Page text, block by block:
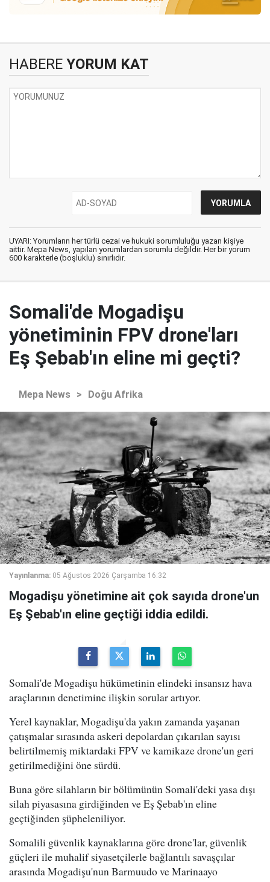
HABERE YORUM KAT
UYARI: Yorumların her türlü cezai ve hukuki sorumluluğu yazan kişiye
aittir. Mepa News, yapılan yorumlardan sorumlu değildir. Her bir yorum
600 karakterle (boşluklu) sınırlıdır.
Somali'de Mogadişu
yönetiminin FPV drone'ları
Eş Şebab'ın eline mi geçti?
Mepa News > Doğu Afrika
Yayınlanma: 05 Ağustos 2026 Çarşamba 16:32
Mogadişu yönetimine ait çok sayıda drone'un
Eş Şebab'ın eline geçtiği iddia edildi.
Somali'de Mogadişu hükümetinin elindeki insansız hava
araçlarının denetimine ilişkin sorular artıyor.
Yerel kaynaklar, Mogadişu'da yakın zamanda yaşanan
çatışmalar sırasında askeri depolardan çıkarılan sayısı
belirtilmemiş miktardaki FPV ve kamikaze drone'un geri
getirilmediğini öne sürdü.
Buna göre silahların bir bölümünün Somali'deki yasa dışı
silah piyasasına girdiğinden ve Eş Şebab'ın eline
geçtiğinden şüpheleniliyor.
Somalili güvenlik kaynaklarına göre drone'lar, güvenlik
güçleri ile muhalif siyasetçilerle bağlantılı savaşçılar
arasında Mogadişu'nun Barmuudo ve Marinaayo